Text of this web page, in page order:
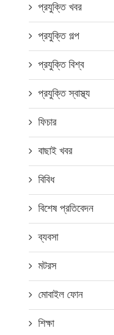
সাত ব্যাংক নিয়োগ দেবে
প্রযুক্তি খবর
প্রযুক্তি গল্প
প্রযুক্তি বিশ্ব
প্রযুক্তি স্বাস্থ্য
ফিচার
বাছাই খবর
বিবিধ
বিশেষ প্রতিবেদন
ব্যবসা
মটরস
মোবাইল ফোন
শিক্ষা